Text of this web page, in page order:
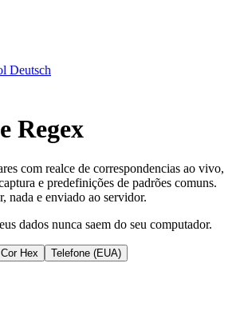
Deutsch
Regex
com realce de correspondencias ao vivo,
e predefinições de padrões comuns.
nada e enviado ao servidor.
dados nunca saem do seu computador.
Cor Hex
Telefone (EUA)